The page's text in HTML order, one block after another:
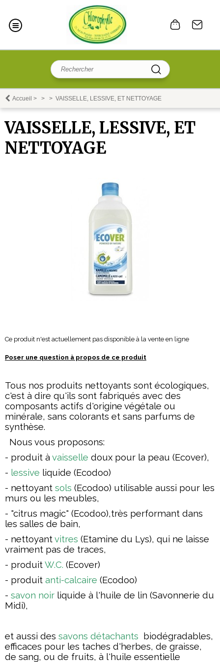
Accueil > > > VAISSELLE, LESSIVE, ET NETTOYAGE
VAISSELLE, LESSIVE, ET
NETTOYAGE
Ce produit n'est actuellement pas disponible à la vente en ligne
Poser une question à propos de ce produit
Tous nos produits nettoyants sont écologiques,
c'est à dire qu'ils sont fabriqués avec des
composants actifs d'origine végétale ou
minérale, sans colorants et sans parfums de
synthèse.
Nous vous proposons:
- produit à vaisselle doux pour la peau (Ecover),
- lessive liquide (Ecodoo)
- nettoyant sols (Ecodoo) utilisable aussi pour les
murs ou les meubles,
- "citrus magic" (Ecodoo),très performant dans
les salles de bain,
- nettoyantvitres (Etamine du Lys), qui ne laisse
vraiment pas de traces,
- produitW.C. (Ecover)
- produit anti-calcaire (Ecodoo)
- savon noir liquide à l'huile de lin (Savonnerie du
Midi),
et aussi des savons détachants biodégradables,
efficaces pour les taches d'herbes, de graisse,
de sang, ou de fruits, à l'huile essentielle